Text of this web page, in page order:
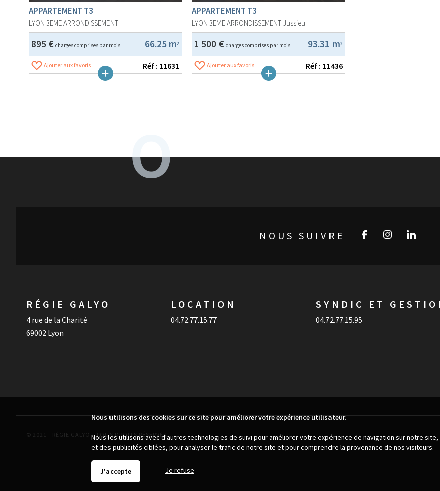
APPARTEMENT T3
LYON 3EME ARRONDISSEMENT
Mairie-Saint-Sacrement
66.25 m2
895 € charges comprises par mois
Ajouter aux favoris Réf : 11631
APPARTEMENT T3
LYON 3EME ARRONDISSEMENT Jussieu
93.31 m2
1 500 € charges comprises par mois
Ajouter aux favoris Réf : 11436
NOUS SUIVRE
RÉGIE GALYO LOCATION SYNDIC ET
4 rue de la Charité
69002 Lyon
04.72.77.15.77 04.72.77.15.95
© 2021 - RÉGIE GALYO - TOUS DROITS RÉSERVÉS
Nous utilisons des cookies sur ce site pour améliorer votre expérience utilisateur.
Nous les utilisons avec d'autres technologies de suivi pour améliorer votre expérience de navigation sur notre
et des publicités ciblées, pour analyser le trafic de notre site et pour comprendre la provenance de nos visiteurs.
J'accepte Je refuse